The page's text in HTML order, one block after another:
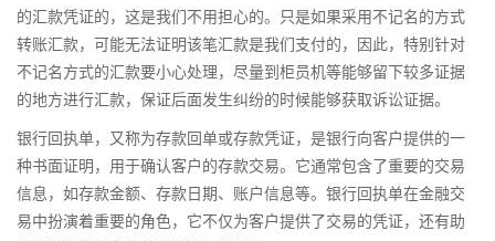
的汇款凭证的，这是我们不用担心的。只是如果采用不记名的方式
转账汇款，可能无法证明该笔汇款是我们支付的，因此，特别针对
不记名方式的汇款要小心处理，尽量到柜员机等能够留下较多证据
的地方进行汇款，保证后面发生纠纷的时候能够获取诉讼证据。
银行回执单，又称为存款回单或存款凭证，是银行向客户提供的一
种书面证明，用于确认客户的存款交易。它通常包含了重要的交易
信息，如存款金额、存款日期、账户信息等。银行回执单在金融交
易中扮演着重要的角色，它不仅为客户提供了交易的凭证，还有助